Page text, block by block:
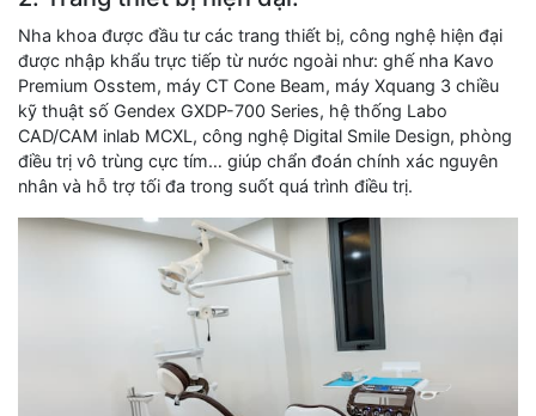
Nha khoa được đầu tư các trang thiết bị, công nghệ hiện đại
được nhập khẩu trực tiếp từ nước ngoài như: ghế nha Kavo
Premium Osstem, máy CT Cone Beam, máy Xquang 3 chiều
kỹ thuật số Gendex GXDP-700 Series, hệ thống Labo
CAD/CAM inlab MCXL, công nghệ Digital Smile Design, phòng
điều trị vô trùng cực tím… giúp chẩn đoán chính xác nguyên
nhân và hỗ trợ tối đa trong suốt quá trình điều trị.